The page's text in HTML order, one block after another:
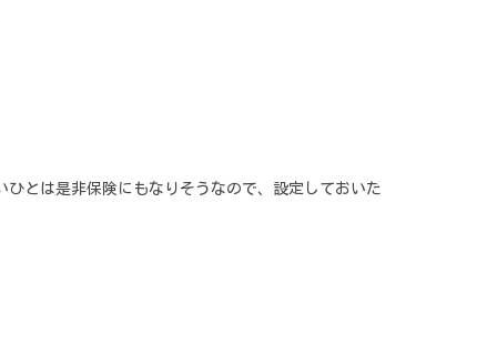
とは是非保険にもなりそうなので、設定しておいた